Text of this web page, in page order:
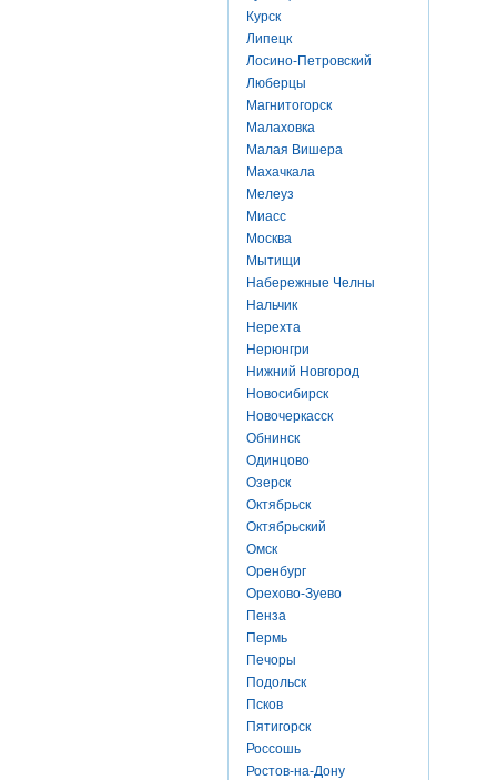
Курск
Липецк
Лосино-Петровский
Люберцы
Магнитогорск
Малаховка
Малая Вишера
Махачкала
Мелеуз
Миасс
Москва
Мытищи
Набережные Челны
Нальчик
Нерехта
Нерюнгри
Нижний Новгород
Новосибирск
Новочеркасск
Обнинск
Одинцово
Озерск
Октябрьск
Октябрьский
Омск
Оренбург
Орехово-Зуево
Пенза
Пермь
Печоры
Подольск
Псков
Пятигорск
Россошь
Ростов-на-Дону